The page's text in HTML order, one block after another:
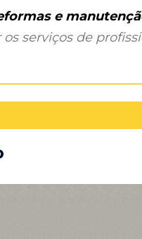
e
serviços de